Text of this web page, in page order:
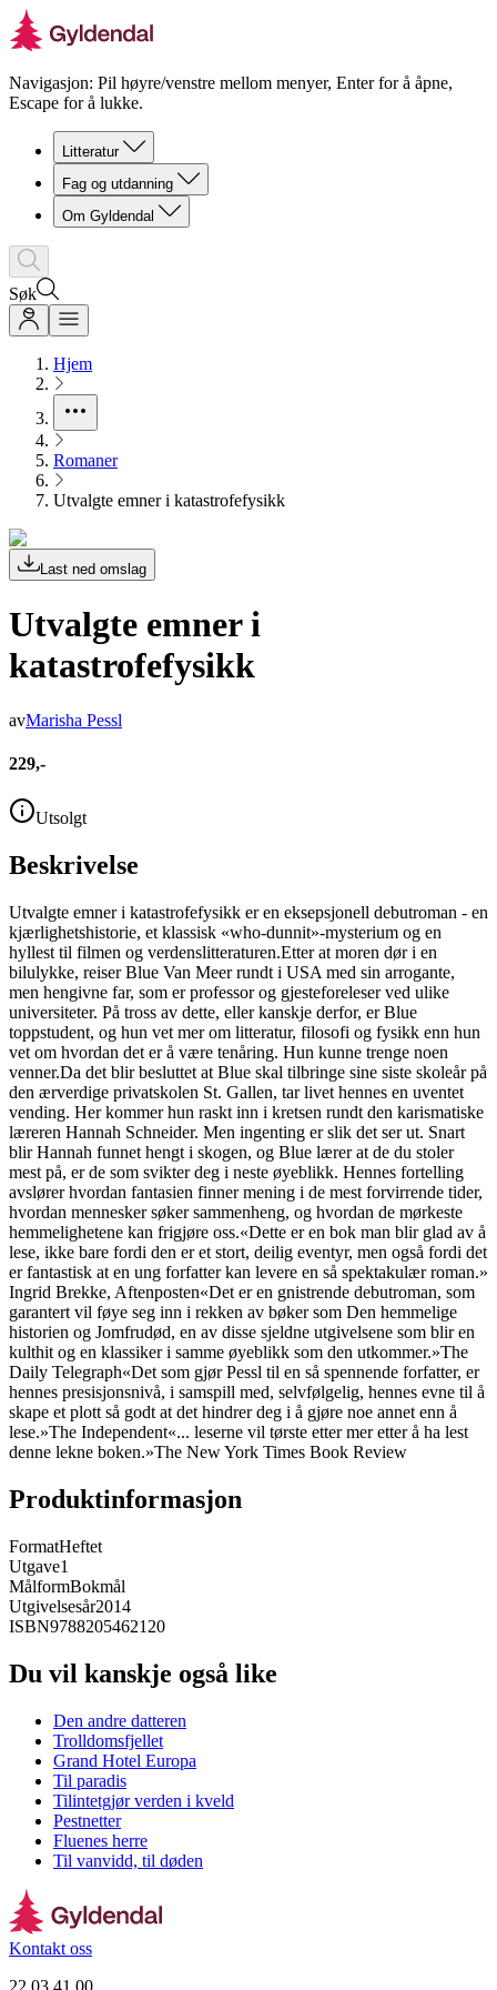
Navigasjon: Pil høyre/venstre mellom menyer, Enter for å åpne,
Escape for å lukke.
Litteratur
Fag og utdanning
Om Gyldendal
Søk
Hjem
Romaner
Utvalgte emner i katastrofefysikk
Last ned omslag
Utvalgte emner i
katastrofefysikk
avMarisha Pessl
229,-
Utsolgt
Beskrivelse
Utvalgte emner i katastrofefysikk er en eksepsjonell debutroman - en
kjærlighetshistorie, et klassisk «who-dunnit»-mysterium og en
hyllest til filmen og verdenslitteraturen.Etter at moren dør i en
bilulykke, reiser Blue Van Meer rundt i USA med sin arrogante,
men hengivne far, som er professor og gjesteforeleser ved ulike
universiteter. På tross av dette, eller kanskje derfor, er Blue
toppstudent, og hun vet mer om litteratur, filosofi og fysikk enn hun
vet om hvordan det er å være tenåring. Hun kunne trenge noen
venner.Da det blir besluttet at Blue skal tilbringe sine siste skoleår på
den ærverdige privatskolen St. Gallen, tar livet hennes en uventet
vending. Her kommer hun raskt inn i kretsen rundt den karismatiske
læreren Hannah Schneider. Men ingenting er slik det ser ut. Snart
blir Hannah funnet hengt i skogen, og Blue lærer at de du stoler
mest på, er de som svikter deg i neste øyeblikk. Hennes fortelling
avslører hvordan fantasien finner mening i de mest forvirrende tider,
hvordan mennesker søker sammenheng, og hvordan de mørkeste
hemmelighetene kan frigjøre oss.«Dette er en bok man blir glad av å
lese, ikke bare fordi den er et stort, deilig eventyr, men også fordi det
er fantastisk at en ung forfatter kan levere en så spektakulær roman.»
Ingrid Brekke, Aftenposten«Det er en gnistrende debutroman, som
garantert vil føye seg inn i rekken av bøker som Den hemmelige
historien og Jomfrudød, en av disse sjeldne utgivelsene som blir en
kulthit og en klassiker i samme øyeblikk som den utkommer.»The
Daily Telegraph«Det som gjør Pessl til en så spennende forfatter, er
hennes presisjonsnivå, i samspill med, selvfølgelig, hennes evne til å
skape et plott så godt at det hindrer deg i å gjøre noe annet enn å
lese.»The Independent«... leserne vil tørste etter mer etter å ha lest
denne lekne boken.»The New York Times Book Review
Produktinformasjon
FormatHeftet
Utgave1
MålformBokmål
Utgivelsesår2014
ISBN9788205462120
Du vil kanskje også like
Den andre datteren
Trolldomsfjellet
Grand Hotel Europa
Til paradis
Tilintetgjør verden i kveld
Pestnetter
Fluenes herre
Til vanvidd, til døden
Kontakt oss
22 03 41 00